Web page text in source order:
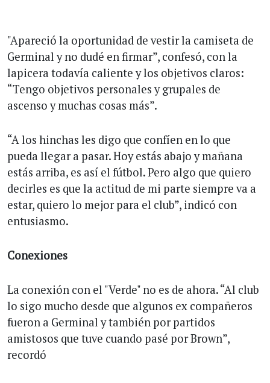
"Apareció la oportunidad de vestir la camiseta de
Germinal y no dudé en firmar”, confesó, con la
lapicera todavía caliente y los objetivos claros:
“Tengo objetivos personales y grupales de
ascenso y muchas cosas más”.
“A los hinchas les digo que confíen en lo que
pueda llegar a pasar. Hoy estás abajo y mañana
estás arriba, es así el fútbol. Pero algo que quiero
decirles es que la actitud de mi parte siempre va a
estar, quiero lo mejor para el club”, indicó con
entusiasmo.
Conexiones
La conexión con el "Verde" no es de ahora. “Al club
lo sigo mucho desde que algunos ex compañeros
fueron a Germinal y también por partidos
amistosos que tuve cuando pasé por Brown”,
recordó